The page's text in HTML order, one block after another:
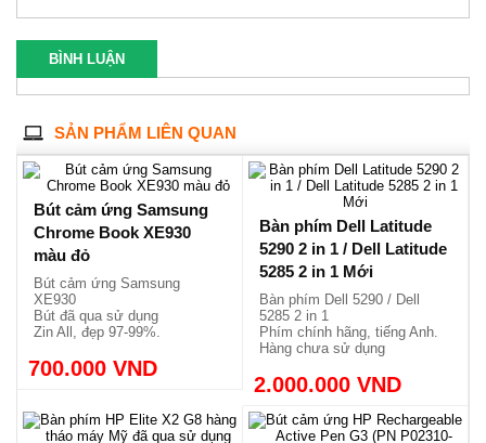
- Hotline (Zalo, Facebook....): 0918 054 064 Thủy
Tiên - 0909 669 020 Mr Tâm
- Địa chỉ: 24/9A Phan Văn Hớn P.TTN Q.12. (Gần cầu
Tham Lương - Trường Chinh)
>>>>> Hướng dẫn:
Trường Chinh rẽ vào Phan Văn Hớn, đi 700m
bên trái đến số nhà 145, ngay đó có cổng chào
UBND phường Tân Thới nhất, rẽ vô 100m là thấy
bảng hiệu LaptopNSC.
BÌNH LUẬN
SẢN PHẨM LIÊN QUAN